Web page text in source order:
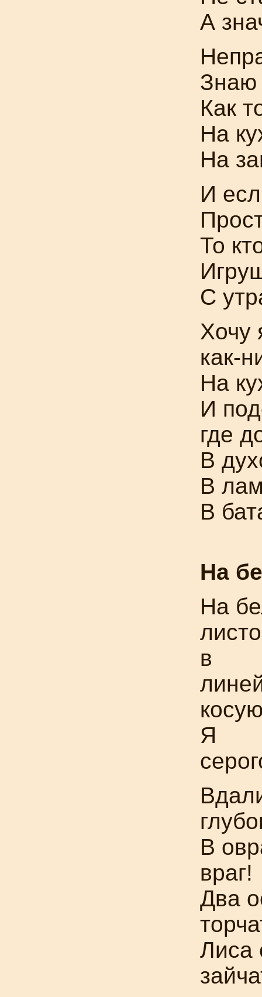
А
Знаю
Как
На
На
И
То
С
Хочу
как-
На
И
где
В
В
В
На
На
в
Я
В
враг!
Два
Лиса